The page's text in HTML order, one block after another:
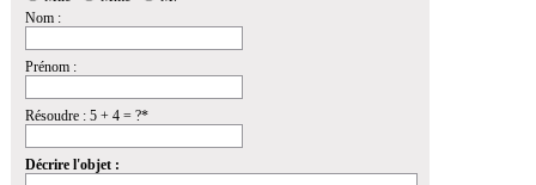
Nom :
Prénom :
Résoudre : 5 + 4 = ?*
Décrire l'objet :